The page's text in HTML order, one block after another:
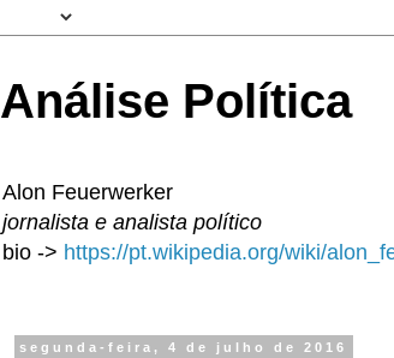
Análise Política
Alon Feuerwerker
jornalista e analista político
bio -> https://pt.wikipedia.org/wiki/
segunda-feira, 4 de julho de 2016